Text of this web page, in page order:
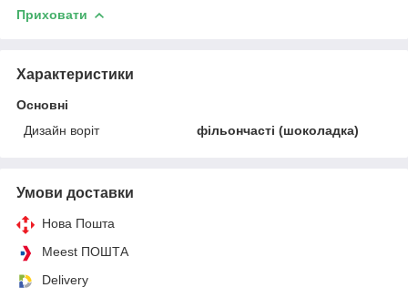
Приховати
Характеристики
Основні
Дизайн воріт
фільончасті (шоколадка)
Умови доставки
Нова Пошта
Meest ПОШТА
Delivery